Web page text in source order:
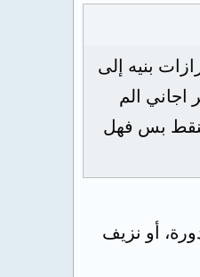
الدوره 8ايام وأطهر بعد 10ايام تجيني افرازات بنيه إلى
معي نفس الشي لكن بعد 10ايام من الطهر اجاني الم
وينقط بس فهل
أو نزيف